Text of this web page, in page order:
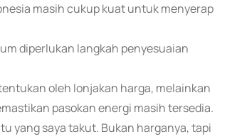
masih cukup kuat untuk menyerap
diperlukan langkah penyesuaian
oleh lonjakan harga, melainkan
pasokan energi masih tersedia.
yang saya takut. Bukan harganya, tapi